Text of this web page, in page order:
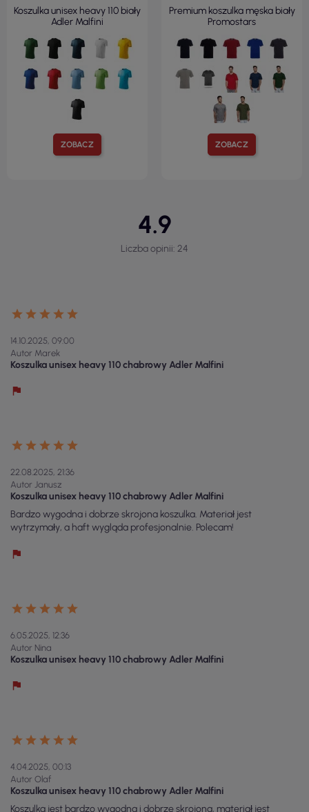
ZOBACZ
Koszulka unisex heavy 110 biały
Adler Malfini
ZOBACZ
Premium koszulka męska biały
Promostars
4.9
Liczba opinii: 24
14.10.2025, 09:00
Autor Marek
Koszulka unisex heavy 110 chabrowy Adler Malfini
22.08.2025, 21:36
Autor Janusz
Koszulka unisex heavy 110 chabrowy Adler Malfini
Bardzo wygodna i dobrze skrojona koszulka. Materiał jest
wytrzymały, a haft wygląda profesjonalnie. Polecam!
6.05.2025, 12:36
Autor Nina
Koszulka unisex heavy 110 chabrowy Adler Malfini
4.04.2025, 00:13
Autor Olaf
Koszulka unisex heavy 110 chabrowy Adler Malfini
Koszulka jest bardzo wygodna i dobrze skrojona, materiał jest